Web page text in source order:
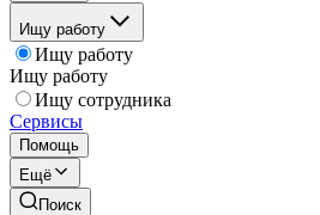
Ищу работу
Ищу работу
Ищу работу
Ищу сотрудника
Сервисы
Помощь
Ещё
Поиск